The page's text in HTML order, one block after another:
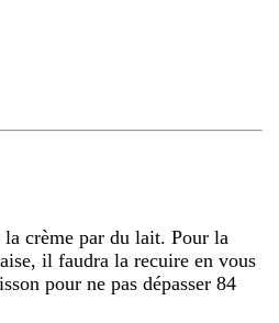
crème par du lait. Pour la
il faudra la recuire en vous
pour ne pas dépasser 84